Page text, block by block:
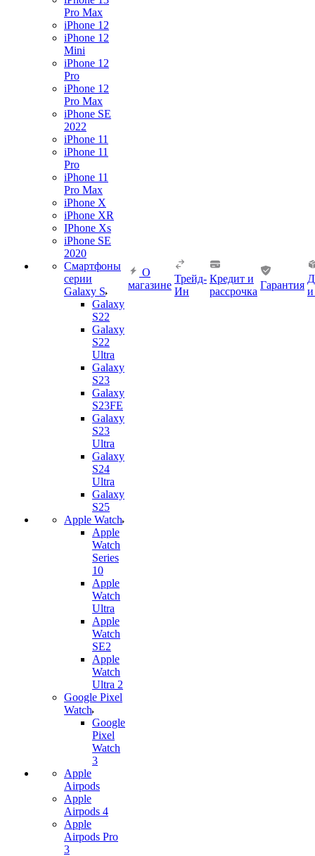
Pro Max
iPhone 12
iPhone 12
Mini
iPhone 12
Pro
iPhone 12
Pro Max
iPhone SE
2022
iPhone 11
iPhone 11
Pro
iPhone 11
Pro Max
iPhone X
iPhone XR
IPhone Xs
iPhone SE
2020
Смартфоны
серии
Galaxy S
Galaxy
S22
Galaxy
S22
Ultra
Galaxy
S23
Galaxy
S23FE
Galaxy
S23
Ultra
Galaxy
S24
Ultra
Galaxy
S25
Apple Watch
Apple
Watch
Series
10
Apple
Watch
Ultra
Apple
Watch
SE2
Apple
Watch
Ultra 2
Google Pixel
Watch
Google
Pixel
Watch
3
Apple
Airpods
Apple
Airpods 4
Apple
Airpods Pro
3
О
магазине
Трейд-
Ин
Кредит и
рассрочка
Гарантия
и